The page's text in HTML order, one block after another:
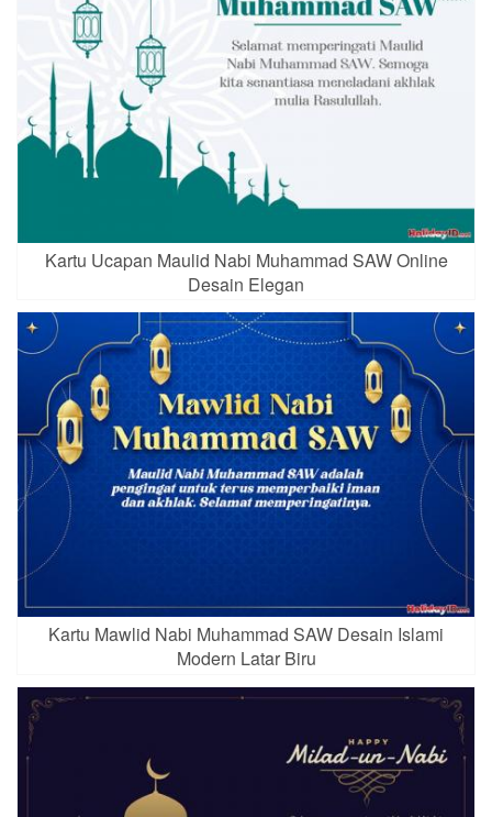
Kartu Ucapan Maulid Nabi Muhammad SAW Online
Desain Elegan
Kartu Mawlid Nabi Muhammad SAW Desain Islami
Modern Latar Biru